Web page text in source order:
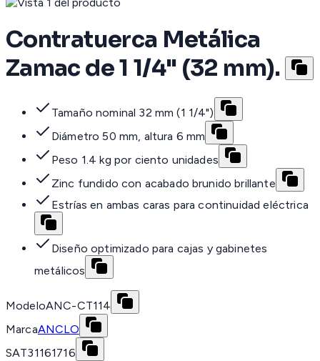
Contratuerca Metálica
Zamac de 1 1/4" (32 mm).
Tamaño nominal 32 mm (1 1/4")
Diámetro 50 mm, altura 6 mm
Peso 1.4 kg por ciento unidades
Zinc fundido con acabado brunido brillante
Estrías en ambas caras para continuidad eléctrica
Diseño optimizado para cajas y gabinetes
metálicos
ModeloANC-CT114
MarcaANCLO
SAT31161716